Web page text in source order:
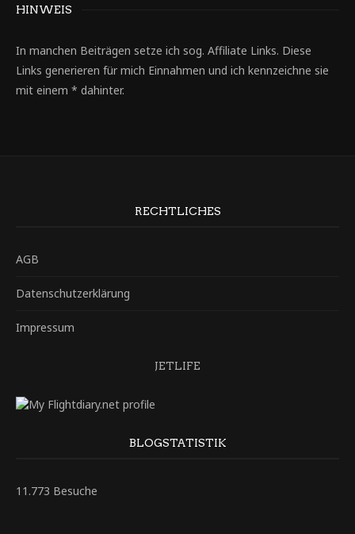
HINWEIS
In manchen Beiträgen setze ich sog. Affiliate Links. Diese
Links generieren für mich Einnahmen und ich kennzeichne sie
mit einem * dahinter.
RECHTLICHES
AGB
Datenschutzerklärung
Impressum
JETLIFE
BLOGSTATISTIK
11.773 Besuche